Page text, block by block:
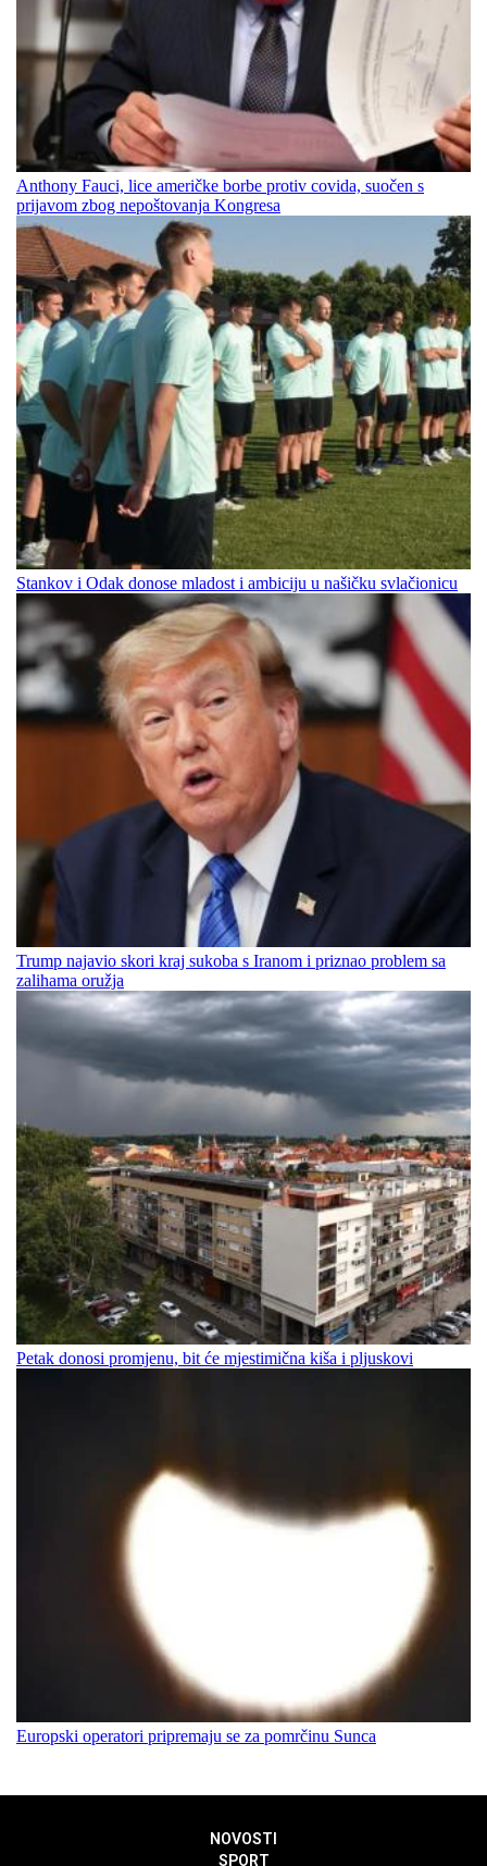
Anthony Fauci, lice američke borbe protiv covida, suočen s
prijavom zbog nepoštovanja Kongresa
Stankov i Odak donose mladost i ambiciju u našičku svlačionicu
Trump najavio skori kraj sukoba s Iranom i priznao problem sa
zalihama oružja
Petak donosi promjenu, bit će mjestimična kiša i pljuskovi
Europski operatori pripremaju se za pomrčinu Sunca
NOVOSTI
SPORT